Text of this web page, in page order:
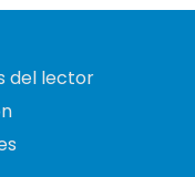
del lector